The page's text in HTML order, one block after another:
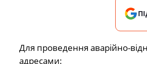
Для проведення аварійно-
адресами: